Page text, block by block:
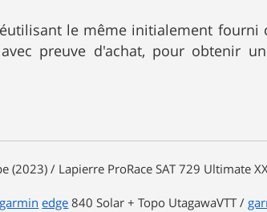
le même initialement
preuve d'achat, pour obtenir
(2023) / Lapierre ProRace SAT 729 Ultimate
garmin edge 840 Solar + Topo UtagawaVTT /